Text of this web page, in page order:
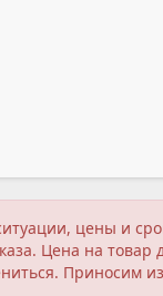
цены и
Цена на
Приносим